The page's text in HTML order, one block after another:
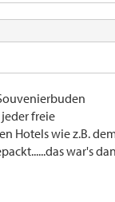
freie
Hotels wie z.B.
war's